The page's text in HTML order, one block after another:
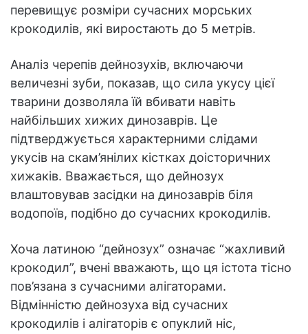
перевищує розміри сучасних морських
крокодилів, які виростають до 5 метрів.
Аналіз черепів дейнозухів, включаючи
величезні зуби, показав, що сила укусу цієї
тварини дозволяла їй вбивати навіть
найбільших хижих динозаврів. Це
підтверджується характерними слідами
укусів на скам’янілих кістках доісторичних
хижаків. Вважається, що дейнозух
влаштовував засідки на динозаврів біля
водопоїв, подібно до сучасних крокодилів.
Хоча латиною “дейнозух” означає “жахливий
крокодил”, вчені вважають, що ця істота тісно
пов’язана з сучасними алігаторами.
Відмінністю дейнозуха від сучасних
крокодилів і алігаторів є опуклий ніс,